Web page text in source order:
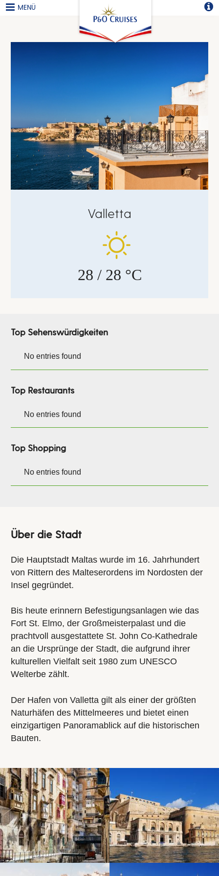
MENÜ
Valletta
28 / 28 °C
Top Sehenswürdigkeiten
No entries found
Top Restaurants
No entries found
Top Shopping
No entries found
Über die Stadt
Die Hauptstadt Maltas wurde im 16. Jahrhundert
von Rittern des Malteserordens im Nordosten der
Insel gegründet.
Bis heute erinnern Befestigungsanlagen wie das
Fort St. Elmo, der Großmeisterpalast und die
prachtvoll ausgestattete St. John Co-Kathedrale
an die Ursprünge der Stadt, die aufgrund ihrer
kulturellen Vielfalt seit 1980 zum UNESCO
Welterbe zählt.
Der Hafen von Valletta gilt als einer der größten
Naturhäfen des Mittelmeeres und bietet einen
einzigartigen Panoramablick auf die historischen
Bauten.